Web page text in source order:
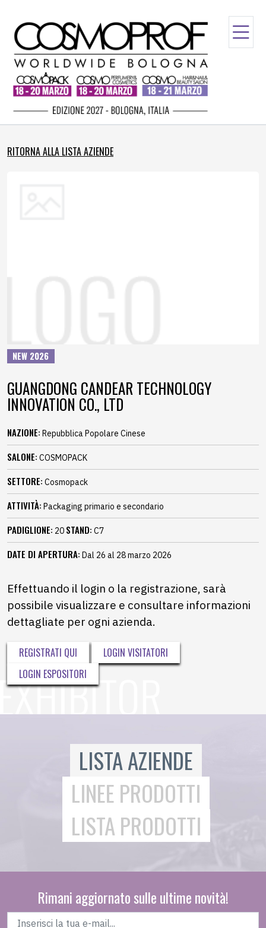
RITORNA ALLA LISTA AZIENDE
NEW 2026
GUANGDONG CANDEAR TECHNOLOGY
INNOVATION CO., LTD
NAZIONE: Repubblica Popolare Cinese
SALONE: COSMOPACK
SETTORE: Cosmopack
ATTIVITÀ: Packaging primario e secondario
PADIGLIONE: 20 STAND: C7
DATE DI APERTURA: Dal 26 al 28 marzo 2026
Effettuando il login o la registrazione, sarà
possibile visualizzare e consultare informazioni
dettagliate per ogni azienda.
REGISTRATI QUI
LOGIN VISITATORI
LOGIN ESPOSITORI
LISTA AZIENDE
LINEE PRODOTTI
LISTA PRODOTTI
Rimani aggiornato sulle ultime novità!